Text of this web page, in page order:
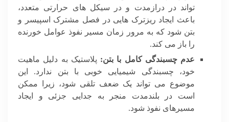
تواند در درازمدت و در سیکل های حرارتی متعدد،
باعث ایجاد ریزترک هایی در فصل مشترک اسپیسر و
بتن شود که به مرور زمان مسیر نفوذ عوامل خورنده
را باز می کند.
عدم چسبندگی کامل با بتن: پلاستیک به دلیل ماهیت
خود، چسبندگی شیمیایی خوبی با بتن ندارد. این
موضوع می تواند یک ضعف تلقی شود، زیرا ممکن
است در بلندمدت منجر به جدایی جزئی و ایجاد
مسیرهای نفوذ شود.